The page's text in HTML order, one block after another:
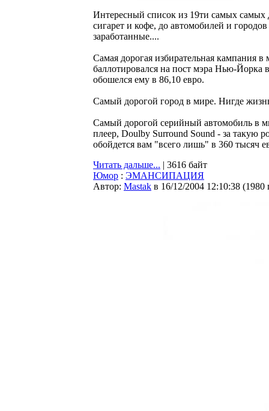
Интересный список из 19ти самых самых
сигарет и кофе, до автомобилей и
заработанные....
Самая дорогая избирательная кампания
баллотировался на пост мэра Нью-Йорка
обошелся ему в 86,10 евро.
Самый дорогой город в мире. Нигде
Самый дорогой серийный автомобиль в
плеер, Doulby Surround Sound - за такую
обойдется вам "всего лишь" в 360 тысяч
Читать дальше... | 3616 байт
Юмор : ЭМАНСИПАЦИЯ
Автор: Мastak в 16/12/2004 12:10:38 (1980